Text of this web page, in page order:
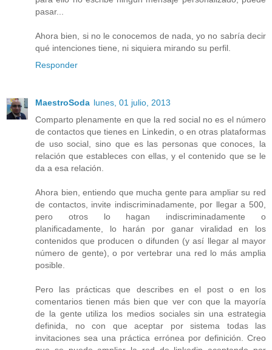
pasar...
Ahora bien, si no le conocemos de nada, yo no sabría decir
qué intenciones tiene, ni siquiera mirando su perfil.
Responder
MaestroSoda lunes, 01 julio, 2013
Comparto plenamente en que la red social no es el número
de contactos que tienes en Linkedin, o en otras plataformas
de uso social, sino que es las personas que conoces, la
relación que estableces con ellas, y el contenido que se le
da a esa relación.
Ahora bien, entiendo que mucha gente para ampliar su red
de contactos, invite indiscriminadamente, por llegar a 500,
pero otros lo hagan indiscriminadamente o
planificadamente, lo harán por ganar viralidad en los
contenidos que producen o difunden (y así llegar al mayor
número de gente), o por vertebrar una red lo más amplia
posible.
Pero las prácticas que describes en el post o en los
comentarios tienen más bien que ver con que la mayoría
de la gente utiliza los medios sociales sin una estrategia
definida, no con que aceptar por sistema todas las
invitaciones sea una práctica errónea por definición. Creo